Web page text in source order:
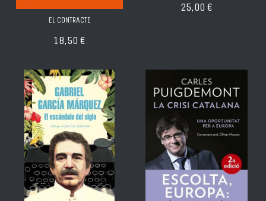
EL CONTRACTE
18,50 €
25,00 €